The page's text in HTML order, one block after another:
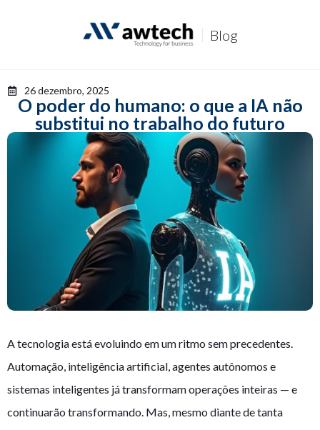
a
o
Blog
26 dezembro, 2025
O poder do humano: o que a IA não
substitui no trabalho do futuro
A tecnologia está evoluindo em um ritmo sem precedentes.
Automação, inteligência artificial, agentes autônomos e
sistemas inteligentes já transformam operações inteiras — e
continuarão transformando. Mas, mesmo diante de tanta